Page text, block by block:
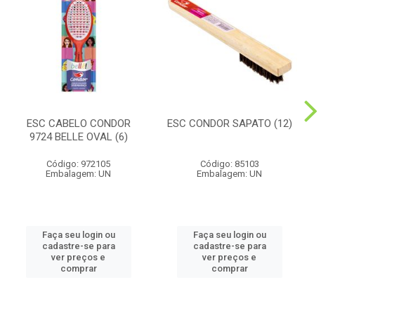
ESC CABELO CONDOR
9724 BELLE OVAL (6)
Código: 972105
Embalagem: UN
Faça seu login ou
cadastre-se para
ver preços e
comprar
ESC CONDOR SAPATO (12)
Código: 85103
Embalagem: UN
Faça seu login ou
cadastre-se para
ver preços e
comprar